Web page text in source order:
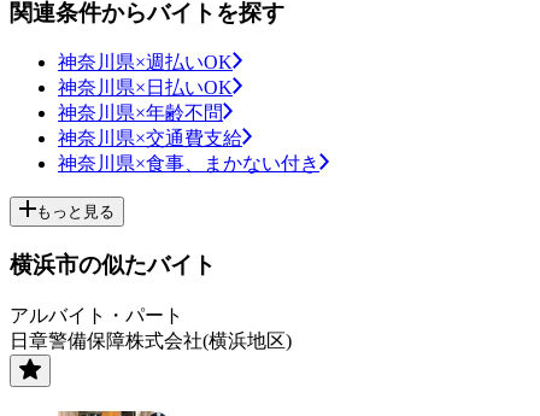
関連条件からバイトを探す
神奈川県×週払いOK
神奈川県×日払いOK
神奈川県×年齢不問
神奈川県×交通費支給
神奈川県×食事、まかない付き
もっと見る
横浜市の似たバイト
アルバイト・パート
日章警備保障株式会社(横浜地区)